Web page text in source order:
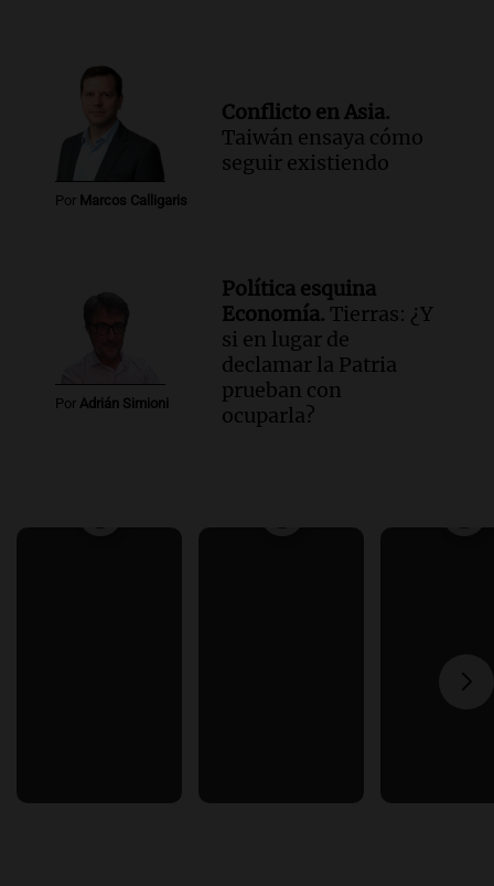
Por Marcos Calligaris
Conflicto en Asia.
Taiwán ensaya cómo
seguir existiendo
Por Adrián Simioni
Política esquina
Economía. Tierras: ¿Y
si en lugar de
declamar la Patria
prueban con
ocuparla?